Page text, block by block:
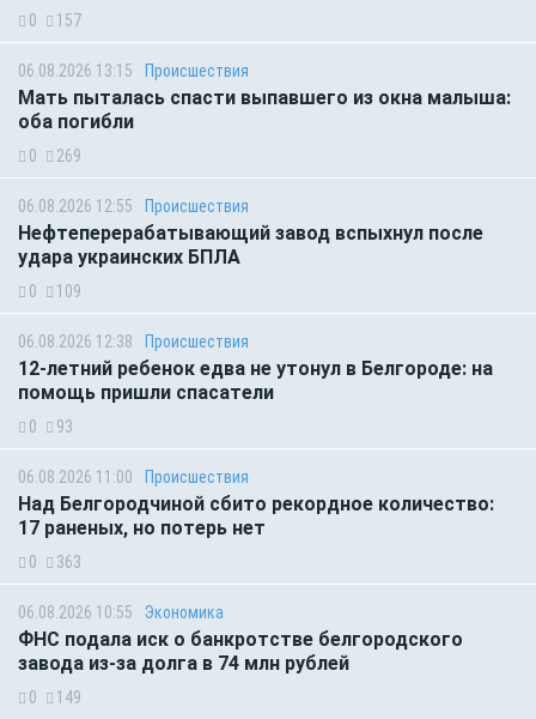
0 157
06.08.2026 13:15 Происшествия
Мать пыталась спасти выпавшего из окна малыша:
оба погибли
0 269
06.08.2026 12:55 Происшествия
Нефтеперерабатывающий завод вспыхнул после
удара украинских БПЛА
0 109
06.08.2026 12:38 Происшествия
12-летний ребенок едва не утонул в Белгороде: на
помощь пришли спасатели
0 93
06.08.2026 11:00 Происшествия
Над Белгородчиной сбито рекордное количество:
17 раненых, но потерь нет
0 363
06.08.2026 10:55 Экономика
ФНС подала иск о банкротстве белгородского
завода из-за долга в 74 млн рублей
0 149